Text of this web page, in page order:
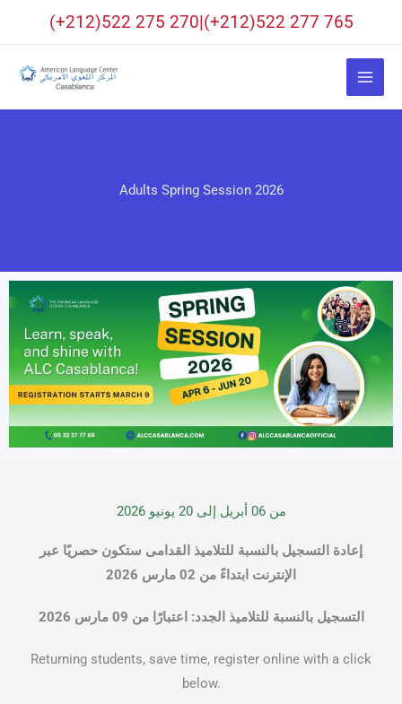
(+212)522 275 270|(+212)522 277 765
Adults Spring Session 2026
من 06 أبريل إلى 20 يونيو 2026
إعادة التسجيل بالنسبة للتلاميذ القدامى ستكون حصريًا عبر
الإنترنت ابتداءً من 02 مارس 2026
التسجيل بالنسبة للتلاميذ الجدد: اعتبارًا من 09 مارس 2026
Returning students, save time, register online with a click
below.